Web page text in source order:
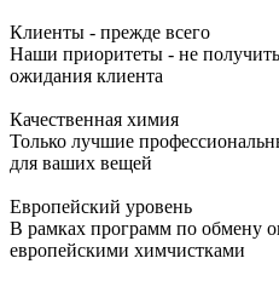
Клиенты - прежде всего
Наши приоритеты - не получить
ожидания клиента
Качественная химия
Только лучшие
для ваших вещей
Европейский уровень
В рамках программ по обмену
европейскими химчистками